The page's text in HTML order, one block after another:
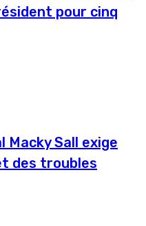
pour cinq
Macky Sall exige
des troubles